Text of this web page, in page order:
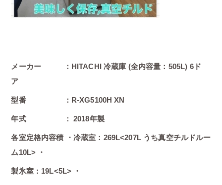
メーカー ：HITACHI 冷蔵庫 (全内容量：505L) 6ド
ア
型番 ：R-XG5100H XN
年式 ： 2018年製
各室定格内容積 ・冷蔵室：269L<207L うち真空チルドルー
ム10L> ・
製氷室：19L<5L> ・